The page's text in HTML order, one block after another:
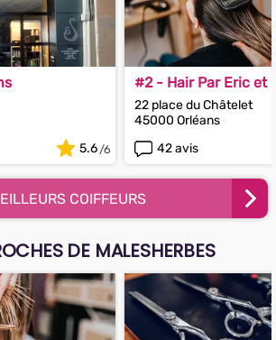
5.6
#2 - Hair Par Eric et
22 place du Châtelet
45000 Orléans
42 avis
COIFFEURS
DE MALESHERBES